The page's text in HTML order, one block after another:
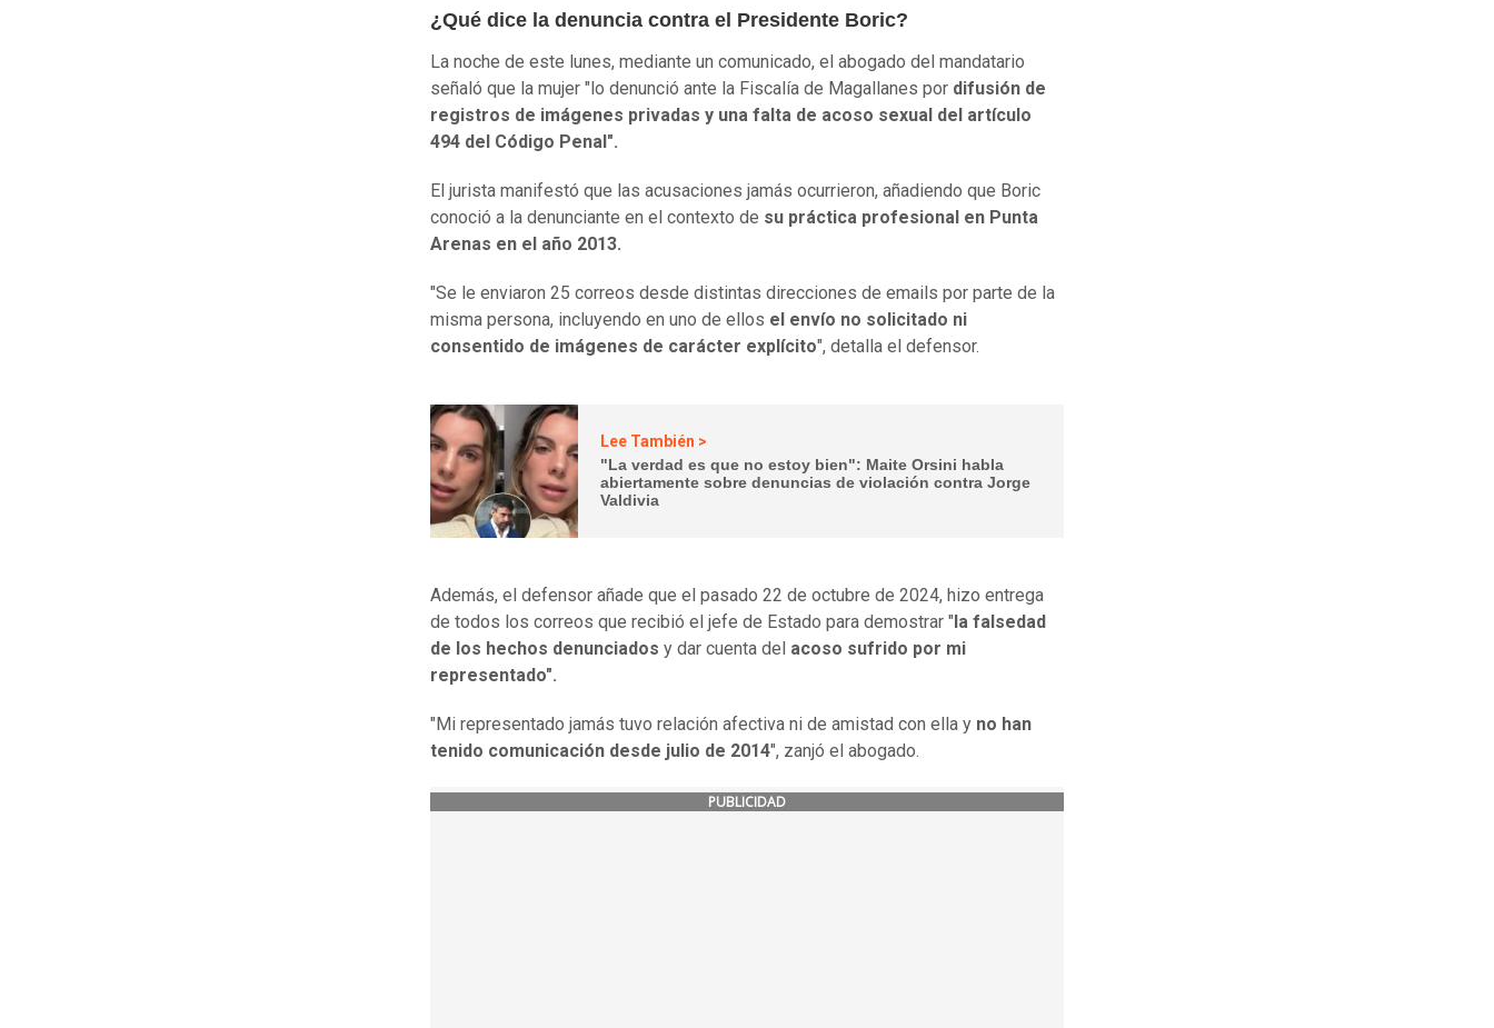
¿Qué dice la denuncia contra el Presidente Boric?
La noche de este lunes, mediante un comunicado, el abogado del mandatario
señaló que la mujer "lo denunció ante la Fiscalía de Magallanes por difusión de
registros de imágenes privadas y una falta de acoso sexual del artículo
494 del Código Penal".
El jurista manifestó que las acusaciones jamás ocurrieron, añadiendo que Boric
conoció a la denunciante en el contexto de su práctica profesional en Punta
Arenas en el año 2013.
"Se le enviaron 25 correos desde distintas direcciones de emails por parte de la
misma persona, incluyendo en uno de ellos el envío no solicitado ni
consentido de imágenes de carácter explícito", detalla el defensor.
Lee También >
"La verdad es que no estoy bien": Maite Orsini habla
abiertamente sobre denuncias de violación contra Jorge
Valdivia
Además, el defensor añade que el pasado 22 de octubre de 2024, hizo entrega
de todos los correos que recibió el jefe de Estado para demostrar "la falsedad
de los hechos denunciados y dar cuenta del acoso sufrido por mi
representado".
"Mi representado jamás tuvo relación afectiva ni de amistad con ella y no han
tenido comunicación desde julio de 2014", zanjó el abogado.
PUBLICIDAD